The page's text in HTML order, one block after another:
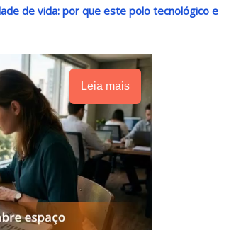
de vida: por que este polo tecnológico e
Leia mais